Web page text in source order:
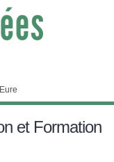
et Formation